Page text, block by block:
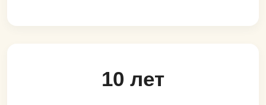
10 лет